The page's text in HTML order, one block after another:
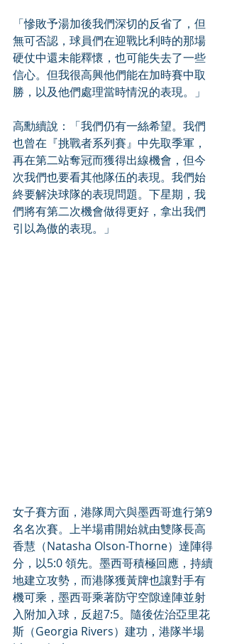
「慘敗予湯加後我們深切的反省了，但
無可否認，球員們在迎戰比利時的那場
硬仗中還未能釋懷，也可能失去了一些
信心。但我很高興他們能在加時賽中取
勝，以及他們處理當時情況的表現。」
高勳續說：「我們仍有一絲希望。我們
也曾在『挑戰者系列賽』中先取季軍，
再在第二站奪冠而獲得出線機會，但今
次我們也要看其他隊伍的表現。我們始
終要解決球隊的表現問題。下星期，我
們將有第二次機會做得更好，拿出我們
引以為傲的表現。」
女子賽方面，港隊周六與墨西哥進行第9
名名次賽。上半場甫開始就由雙隊長高
香慧（Natasha Olson-Thorne）達陣得
分，以5:0 領先。墨西哥積極回應，持續
地建立攻勢，而港隊獲黃牌也讓對手有
機可乘，墨西哥乘著防守空隙達陣並射
入附加入球，反超7:5。隨後佐治亞里花
斯（Georgia Rivers）建功，港隊半場